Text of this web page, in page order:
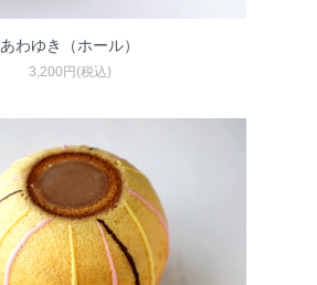
あわゆき（ホール）
3,200円(税込)